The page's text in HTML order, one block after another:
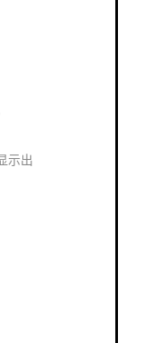
示出